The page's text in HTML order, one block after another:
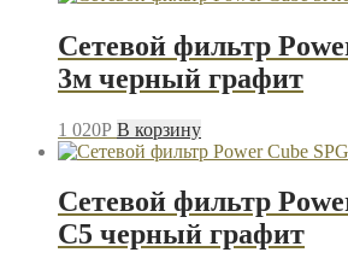
Сетевой фильтр
3м черный графит
1 020P В корзину
Сетевой фильтр
C5 черный графит